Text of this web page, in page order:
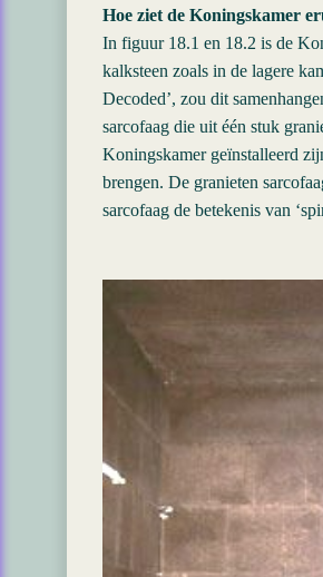
Hoe ziet de Koningskamer
In figuur 18.1 en 18.2 is de
kalksteen zoals in de lagere
Decoded’, zou dit
sarcofaag die uit één stuk
Koningskamer geïnstalleerd
brengen. De granieten
sarcofaag de betekenis van